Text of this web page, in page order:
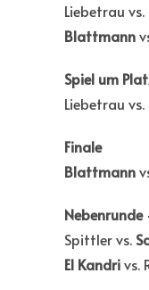
Liebetrau vs.
Blattmann
Spiel um
Liebetrau
Finale
Blattmann
Spittler vs.
El Kandrivs.